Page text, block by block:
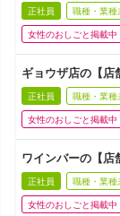
正社員 職種・業種
女性のおしごと掲載中
ギョウザ店の【
正社員 職種・業種
女性のおしごと掲載中
ワインバーの【
正社員 職種・業種
女性のおしごと掲載中